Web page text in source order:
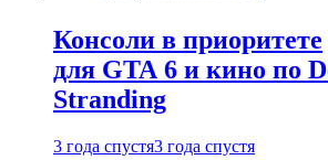
Консоли в приоритете
для GTA 6 и кино по
Stranding
3 года спустя3 года спустя